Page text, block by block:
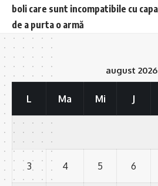
boli care sunt incompatibile cu
de a purta o armă
august 2026
L Ma Mi J
3 4 5 6